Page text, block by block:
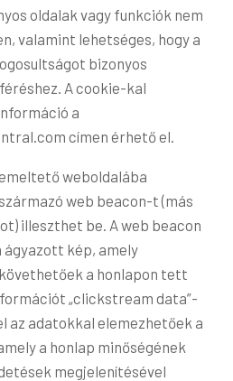
oldalak vagy funkciók nem
valamint lehetséges, hogy a
bizonyos
A cookie-kal
a
címen érhető el.
weboldalába
web beacon-t (más
illeszthet be. A web beacon
ágyazott kép, amely
a honlapon tett
„clickstream data”-
az adatokkal elemezhetőek a
a honlap minőségének
megjelenítésével